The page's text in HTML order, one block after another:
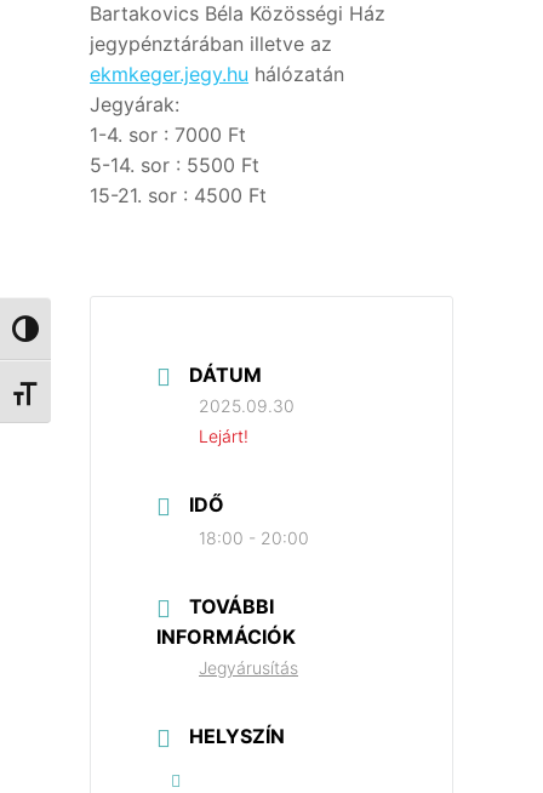
Nagy kontraszt váltása
Betűméret váltása
Bartakovics Béla Közösségi Ház
jegypénztárában illetve az
ekmkeger.jegy.hu hálózatán
Jegyárak:
1-4. sor : 7000 Ft
5-14. sor : 5500 Ft
15-21. sor : 4500 Ft
DÁTUM
2025.09.30
Lejárt!
IDŐ
18:00 - 20:00
TOVÁBBI
INFORMÁCIÓK
Jegyárusítás
HELYSZÍN